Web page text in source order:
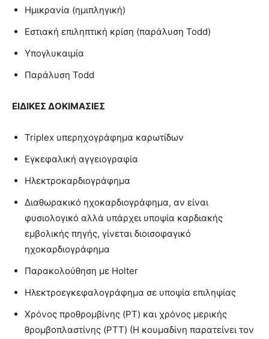
Ημικρανία (ημιπληγική)
Εστιακή επιληπτική κρίση (παράλυση Todd)
Υπογλυκαιμία
Παράλυση Todd
ΕΙΔΙΚΕΣ ΔΟΚΙΜΑΣΙΕΣ
Triplex υπερηχογράφημα καρωτίδων
Εγκεφαλική αγγειογραφία
Ηλεκτροκαρδιογράφημα
Διαθωρακικό ηχοκαρδιογράφημα, αν είναι
φυσιολογικό αλλά υπάρχει υποψία καρδιακής
εμβολικής πηγής, γίνεται διοισοφαγικό
ηχοκαρδιογράφημα
Παρακολούθηση με Holter
Ηλεκτροεγκεφαλογράφημα σε υποψία επιληψίας
Χρόνος προθρομβίνης (PT) και χρόνος μερικής
θρομβοπλαστίνης (PTT) (Η κουμαδίνη παρατείνει τον